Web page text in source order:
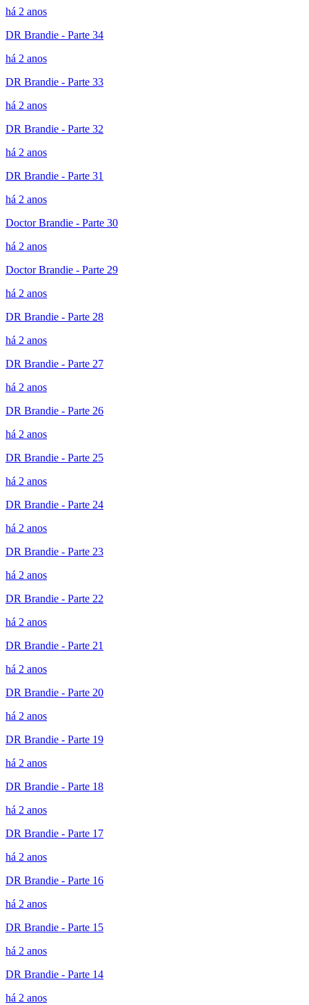
há 2 anos
DR Brandie - Parte 34
há 2 anos
DR Brandie - Parte 33
há 2 anos
DR Brandie - Parte 32
há 2 anos
DR Brandie - Parte 31
há 2 anos
Doctor Brandie - Parte 30
há 2 anos
Doctor Brandie - Parte 29
há 2 anos
DR Brandie - Parte 28
há 2 anos
DR Brandie - Parte 27
há 2 anos
DR Brandie - Parte 26
há 2 anos
DR Brandie - Parte 25
há 2 anos
DR Brandie - Parte 24
há 2 anos
DR Brandie - Parte 23
há 2 anos
DR Brandie - Parte 22
há 2 anos
DR Brandie - Parte 21
há 2 anos
DR Brandie - Parte 20
há 2 anos
DR Brandie - Parte 19
há 2 anos
DR Brandie - Parte 18
há 2 anos
DR Brandie - Parte 17
há 2 anos
DR Brandie - Parte 16
há 2 anos
DR Brandie - Parte 15
há 2 anos
DR Brandie - Parte 14
há 2 anos